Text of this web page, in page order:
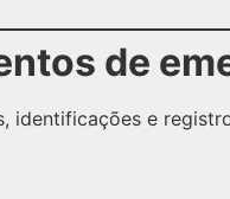
de
identificações e